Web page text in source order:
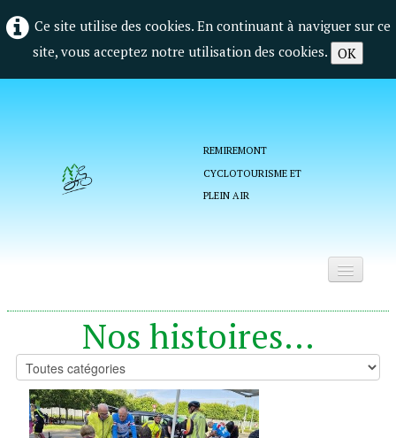
Ce site utilise des cookies. En continuant à naviguer sur ce
site, vous acceptez notre utilisation des cookies. OK
REMIREMONT
CYCLOTOURISME ET
PLEIN AIR
Accueil
Qui sommes nous ?
La vie du club▼
Fonctionnement du club▼
Nos histoires...